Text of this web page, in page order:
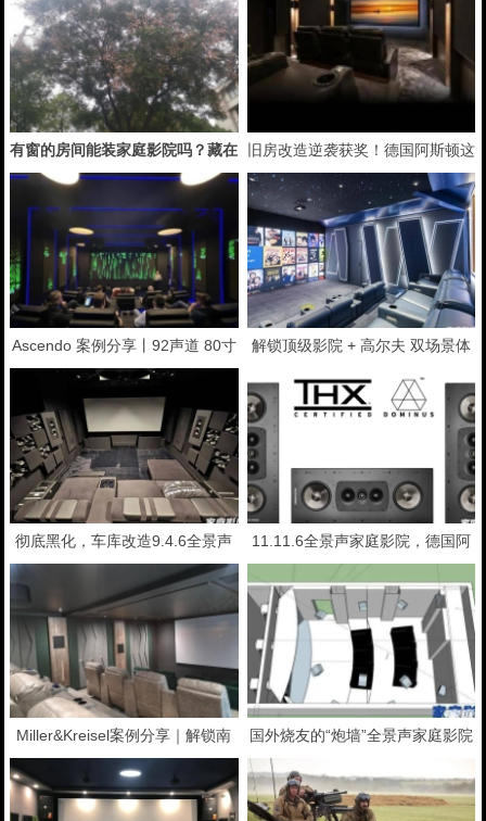
有窗的房间能装家庭影院吗？藏在
别墅二楼的7.2.4全景声影音室
旧房改造逆袭获奖！德国阿斯顿这
套7.2.4全景声私人影院太惊艳了
Ascendo 案例分享丨92声道 80寸
低音炮只为震撼音效而生？
解锁顶级影院 + 高尔夫 双场景体
验 —— 德国 ASCENDO 阿斯顿案
例
彻底黑化，车库改造9.4.6全景声
11.11.6全景声家庭影院，德国阿
Miller&Kreisel案例分享｜解锁南
非Bryanston Cinema 9.2.4沉浸式
环绕声系统
国外烧友的“炮墙”全景声家庭影院